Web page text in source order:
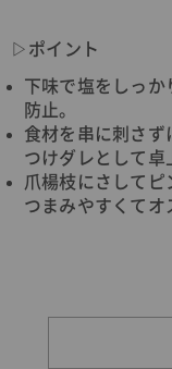
▷ポイント
下味で塩をしっか
防止。
食材を串に刺さず
つけダレとして
爪楊枝にさしてピ
つまみやすくて